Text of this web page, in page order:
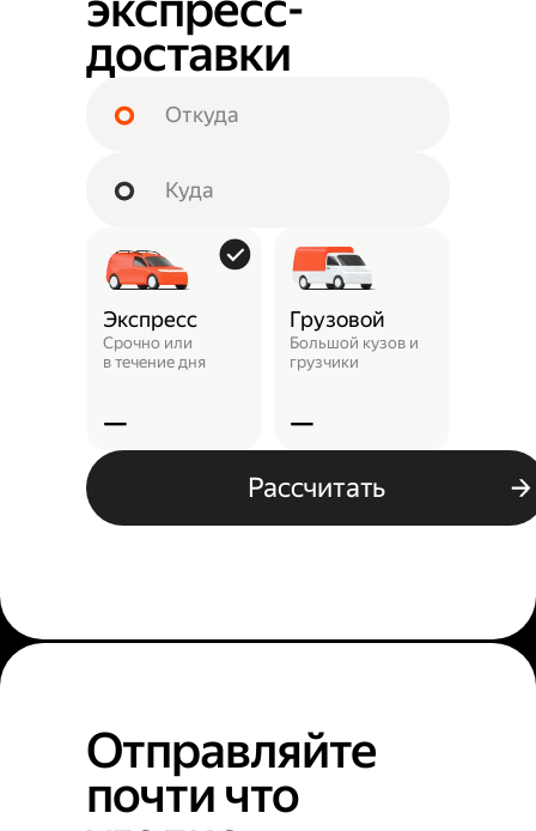
доставки
Экспресс
Срочно или
в течение дня
—
Грузовой
Большой кузов и
грузчики
—
Рассчитать
Отправляйте
почти что